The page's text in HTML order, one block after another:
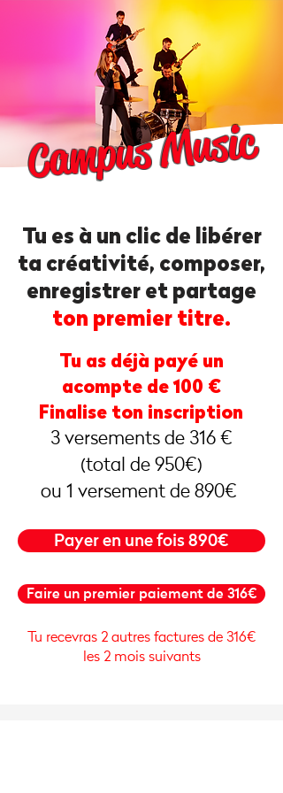
Campus Music
Tu es à un clic de libérer
ta créativité, composer,
enregistrer et partage
ton premier titre.
Tu as déjà payé un
acompte de 100 €
Finalise ton inscription
3 versements de 316 €
(total de 950€)
ou 1 versement de 890€
Payer en une fois 890€
Faire un premier paiement de 316€
Tu recevras 2 autres factures de 316€
les 2 mois suivants